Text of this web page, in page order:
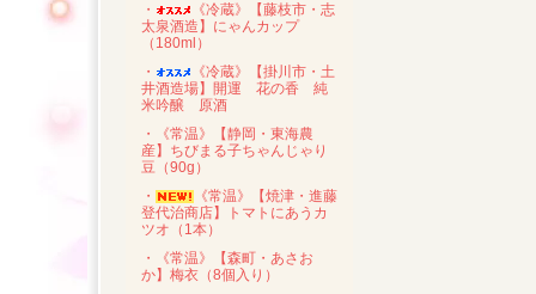
・
《冷蔵》【藤枝市・志
太泉酒造】にゃんカップ
（180ml）
・
《冷蔵》【掛川市・土
井酒造場】開運 花の香 純
米吟醸 原酒
・《常温》【静岡・東海農
産】ちびまる子ちゃんじゃり
豆（90g）
・
《常温》【焼津・進藤
登代治商店】トマトにあうカ
ツオ（1本）
・《常温》【森町・あさお
か】梅衣（8個入り）